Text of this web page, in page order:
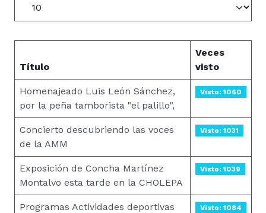
Título
Veces
visto
Homenajeado Luis León Sánchez,
por la peña tamborista "el palillo",
Visto: 1060
Concierto descubriendo las voces
de la AMM
Visto: 1031
Exposición de Concha Martínez
Montalvo esta tarde en la CHOLEPA
Visto: 1039
Programas Actividades deportivas
Visto: 1084